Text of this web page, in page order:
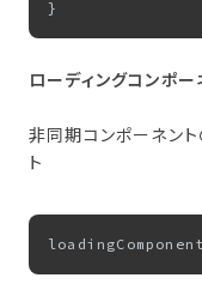
ローディングコンポー
非同期コンポーネン
ト